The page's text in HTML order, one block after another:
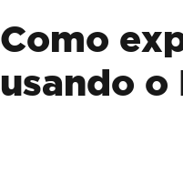
Como
usando o